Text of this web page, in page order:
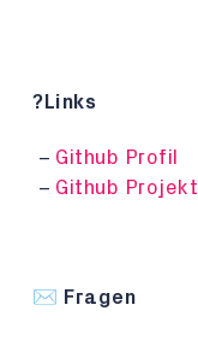
?Links
Github Profil
Github Projekt
✉️ Fragen